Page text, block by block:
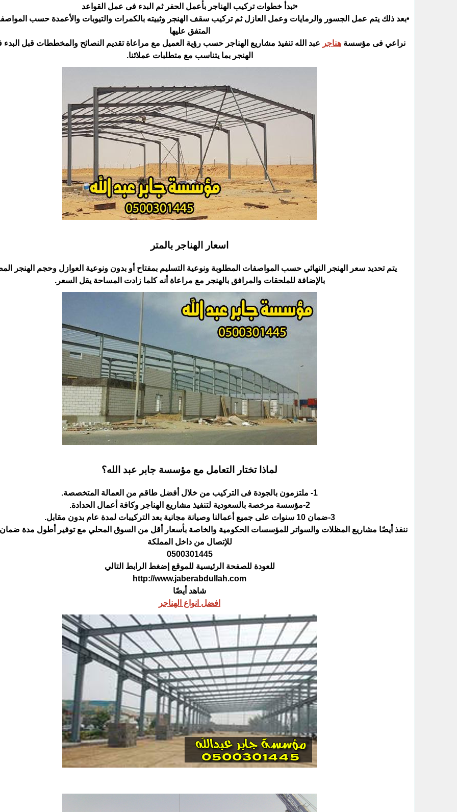
•تبدأ خطوات تركيب الهناجر بأعمل الحفر ثم البدء فى عمل القواعد
•بعد ذلك يتم عمل الجسور والرمايات وعمل العازل ثم تركيب سقف الهنجر وثبيته بالكمرات والتيوبات والأعمدة ‏حسب
المتفق عليها
نراعي فى مؤسسةهناجر عبد الله تنفيذ مشاريع الهناجر حسب رؤية العميل مع مراعاة تقديم النصائح والمخططات قبل ‏البدء
الهنجر بما يتناسب مع متطلبات عملائنا.‏
اسعار الهناجر بالمتر
يتم تحديد سعر الهنجر النهائي حسب المواصفات المطلوبة ونوعية التسليم بمفتاح أو بدون ونوعية العوازل وحجم الهنجر
بالإضافة للملحقات والمرافق بالهنجر مع مراعاة أنه كلما زادت المساحة يقل السعر.‏
لماذا تختار التعامل مع مؤسسة جابر عبد الله؟
‏2-مؤسسة مرخصة بالسعودية لتنفيذ مشاريع الهناجر وكافة أعمال الحدادة.‏
‏3-ضمان 10 سنوات على جميع أعمالنا وصيانة مجانية بعد التركيبات لمدة عام بدون مقابل.‏
ننفذ أيضًا مشاريع المظلات والسواتر للمؤسسات الحكومية والخاصة بأسعار أقل من السوق المحلي مع توفير أطول مدة ‏ضمان
للإتصال من داخل المملكة
‏0500301445‏
للعودة للصفحة الرئيسية للموقع إضغط الرابط التالي
http://www.jaberabdullah.com
شاهد أيضًا
افضل انواع الهناجر